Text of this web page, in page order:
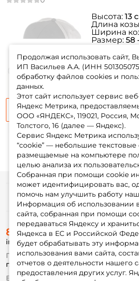
наличии
Сообщить о
Высота: 13
Длина
Ширина
Размер: 58
Артикул:
Продолжая использовать сайт,
ИП Васильев А.А. (ИНН
обработку файлов cookies и
данных.
Этот сайт использует сервис
Яндекс Метрика,
ООО «ЯНДЕКС», 119021, Россия,
Толстого, 16 (далее — Яндекс).
Сервис Яндекс Метрика
“cookie” — небольшие
размещаемые на компьютере
целью анализа их
Собранная при помощи cookie
может идентифицировать вас,
помочь нам улучшить работу
Информация об использовании
сайта, собранная при помощи
передаваться Яндексу и
Яндекса в ЕС и Российской
будет обрабатывать эту
использования вами сайта,
отчетов о деятельности нашего
предоставления других услуг.
Создать аккаунт
ФИО: *
Email: *
Номер телефона: *
Придумайте пароль: *
Повторите пароль: *
Заполняя данную форму вы
персональных данных
Создать
У меня уже есть
Информация
О магазине
Доставка
Оплата
Fox-bonus
Гуру
8 (495) 532-77-88
info@foxfishing.ru
По вопросам с заказом
г. Москва, ул. Плеханова д.7
Ежедневно 10:00 до 20:00